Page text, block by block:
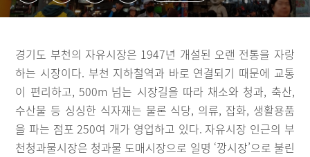
경기도 부천의 자유시장은 1947년 개설된 오랜 전통을 자랑
하는 시장이다. 부천 지하철역과 바로 연결되기 때문에 교통
이 편리하고, 500m 넘는 시장길을 따라 채소와 청과, 축산,
수산물 등 싱싱한 식자재는 물론 식당, 의류, 잡화, 생활용품
을 파는 점포 250여 개가 영업하고 있다. 자유시장 인근의 부
천청과물시장은 청과물 도매시장으로 일명 ‘깡시장’으로 불린